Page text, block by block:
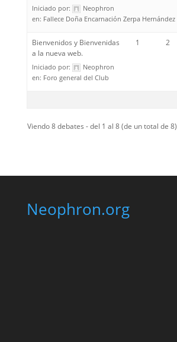
Iniciado por:
Neophron
en: Fallece Doña Encarnación Zerpa Hernández
Bienvenidos y Bienvenidas
a la nueva web.
Iniciado por:
Neophron
en: Foro general del Club
1 2
Viendo 8 debates - del 1 al 8 (de un total de 8)
Neophron.org